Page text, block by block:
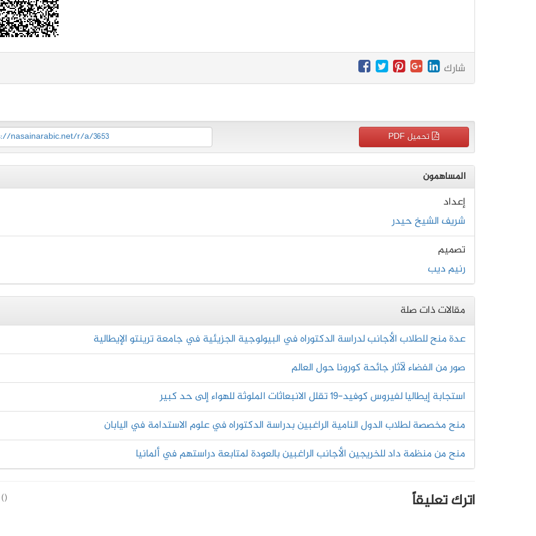
شارك
تحميل PDF nasainarabic.net/r/a/3653
المساهمون
إعداد
شريف الشيخ حيدر
تصميم
رنيم ديب
مقالات ذات صلة
عدة منح للطلاب الأجانب لدراسة الدكتوراه في البيولوجية الجزيئية في جامعة ترينتو الإيطالية
صور من الفضاء لآثار جائحة كورونا حول العالم
استجابة إيطاليا لفيروس كوفيد-19 تقلل الانبعاثات الملوثة للهواء إلى حد كبير
منح مخصصة لطلاب الدول النامية الراغبين بدراسة الدكتوراه في علوم الاستدامة في اليابان
منح من منظمة داد للخريجين الأجانب الراغبين بالعودة لمتابعة دراستهم في ألمانيا
اترك تعليقاً (